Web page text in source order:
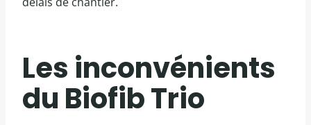
Les inconvénients
du Biofib Trio